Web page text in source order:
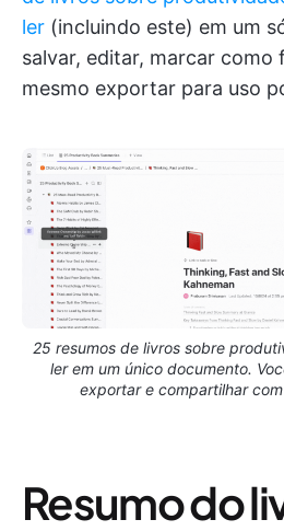
ler (incluindo este) em um
salvar, editar, marcar como
mesmo exportar para uso
25 resumos de livros sobre
ler em um único documento.
exportar e compartilhar
Resumo do